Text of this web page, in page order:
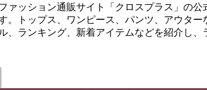
ァッション通販サイト「クロスプラス」の
。トップス、ワンピース、パンツ、アウタ
、ランキング、新着アイテムなどを紹介し